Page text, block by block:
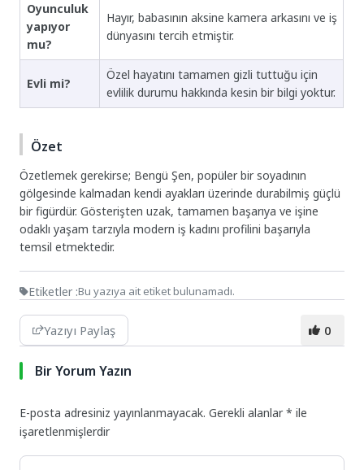
Oyunculuk
yapıyor
mu?
Hayır, babasının aksine kamera arkasını ve iş
dünyasını tercih etmiştir.
Evli mi?
Özel hayatını tamamen gizli tuttuğu için
evlilik durumu hakkında kesin bir bilgi yoktur.
Özet
Özetlemek gerekirse; Bengü Şen, popüler bir soyadının
gölgesinde kalmadan kendi ayakları üzerinde durabilmiş güçlü
bir figürdür. Gösterişten uzak, tamamen başarıya ve işine
odaklı yaşam tarzıyla modern iş kadını profilini başarıyla
temsil etmektedir.
Etiketler :Bu yazıya ait etiket bulunamadı.
Yazıyı Paylaş 0
Bir Yorum Yazın
E-posta adresiniz yayınlanmayacak. Gerekli alanlar* ile
işaretlenmişlerdir